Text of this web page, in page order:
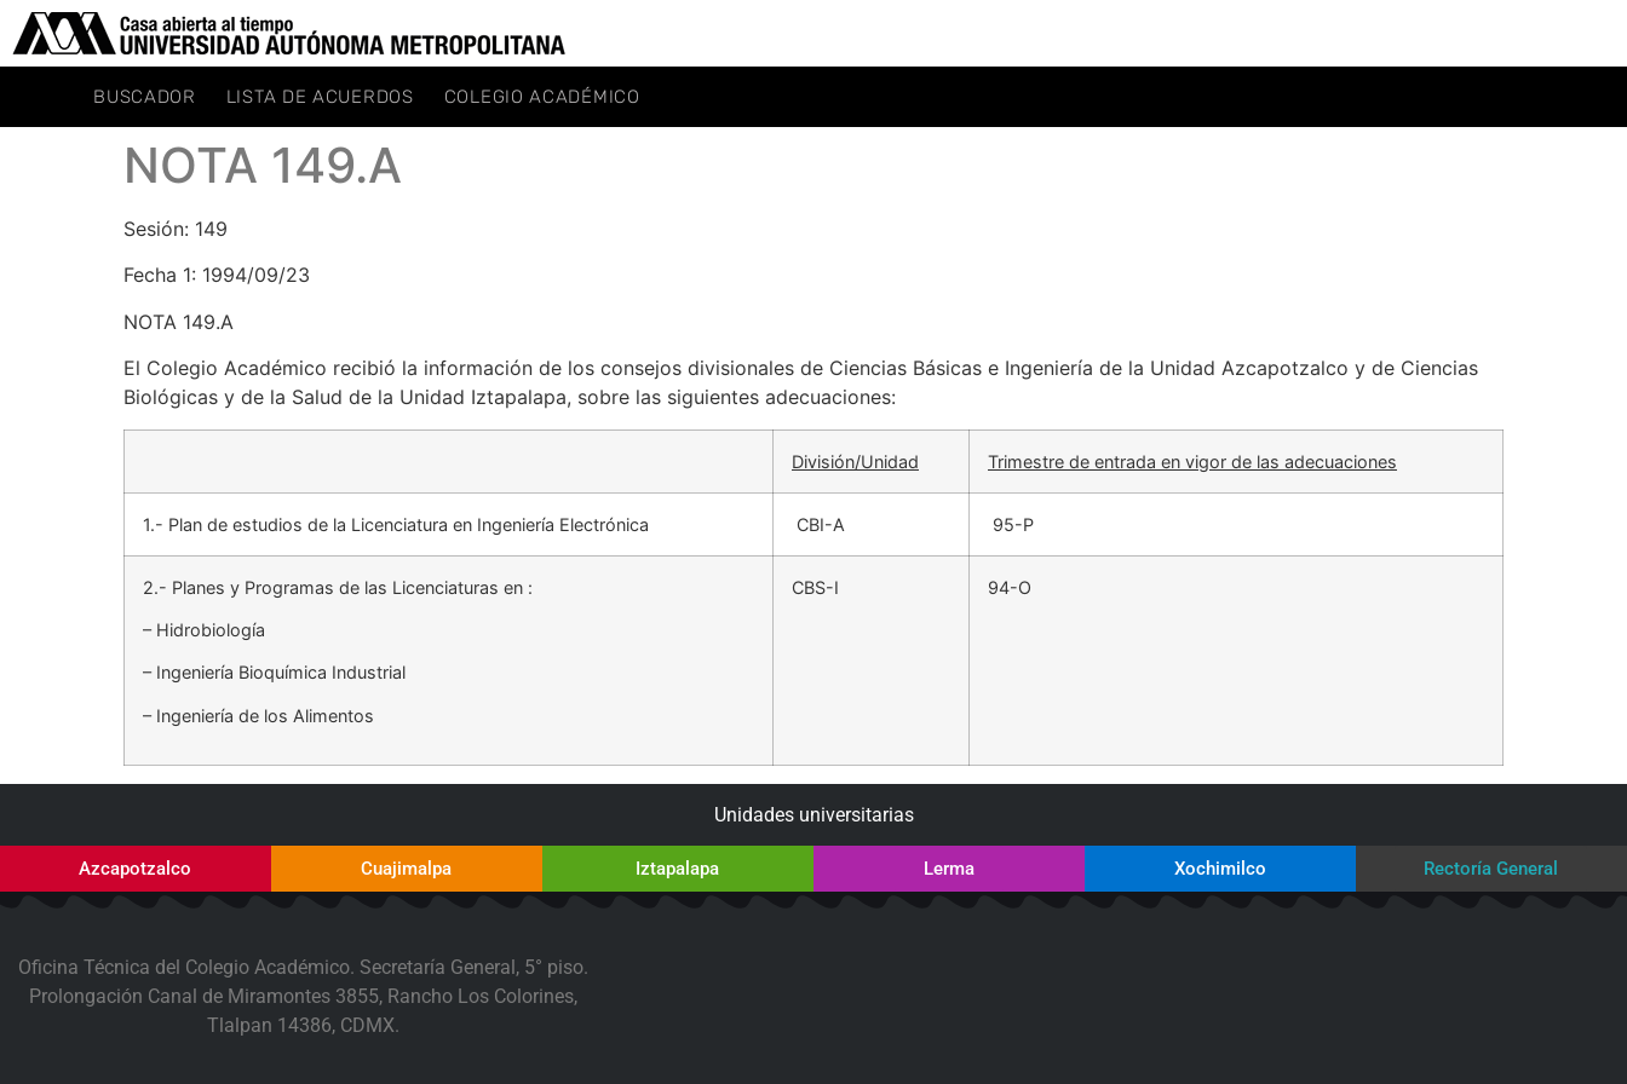
BUSCADOR LISTA DE ACUERDOS COLEGIO ACADÉMICO
NOTA 149.A
Sesión: 149
Fecha 1: 1994/09/23
NOTA 149.A
El Colegio Académico recibió la información de los consejos divisionales de Ciencias Básicas e Ingeniería de la Unidad Azcapotzalco y de Ciencias
Biológicas y de la Salud de la Unidad Iztapalapa, sobre las siguientes adecuaciones:
División/Unidad Trimestre de entrada en vigor de las adecuaciones
1.- Plan de estudios de la Licenciatura en Ingeniería Electrónica CBI-A 95-P
2.- Planes y Programas de las Licenciaturas en :
– Hidrobiología
– Ingeniería Bioquímica Industrial
– Ingeniería de los Alimentos
CBS-I 94-O
Unidades universitarias
Azcapotzalco Cuajimalpa Iztapalapa Lerma Xochimilco Rectoría General
Oficina Técnica del Colegio Académico. Secretaría General, 5° piso.
Prolongación Canal de Miramontes 3855, Rancho Los Colorines,
Tlalpan 14386, CDMX.